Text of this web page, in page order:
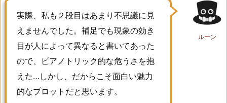
c
h
s
a
k
ルーン
実際、私も２段目はあまり不思議に見
えませんでした。補足でも現象の効き
目が人によって異なると書いてあった
ので、ピアノトリック的な危うさを抱
えた…しかし、だからこそ面白い魅力
的なプロットだと思います。